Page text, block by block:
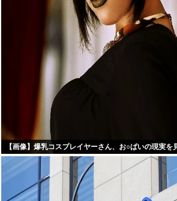
【画像】爆乳コスプレイヤーさん、お○ぱいの現実を